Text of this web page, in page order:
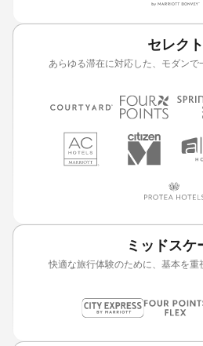
セレクト
あらゆる滞在に対応した、モダン
ミッドスケ
快適な旅行体験のために、基本を重